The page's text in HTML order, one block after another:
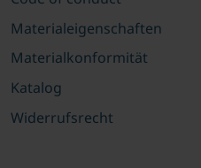
Materialeigenschaften
Materialkonformität
Katalog
Widerrufsrecht